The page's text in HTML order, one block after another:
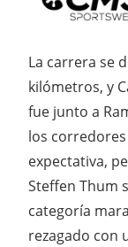
La carrera se
kilómetros, y
fue junto a
los
expectativa,
Steffen Thum
categoría
rezagado con